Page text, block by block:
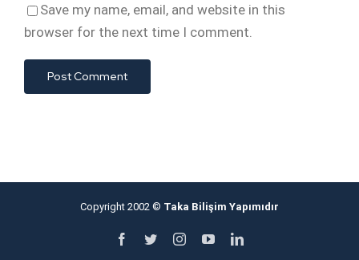
Save my name, email, and website in this
browser for the next time I comment.
Copyright 2002 © Taka Bilişim Yapımıdır
Facebook
TwitterInstagramYouTubeLinkedIn